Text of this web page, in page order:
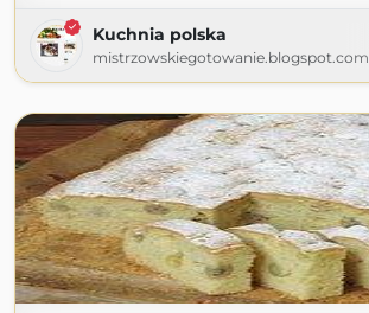
Kuchnia polska
mistrzowskiegotowanie.blogspot.com